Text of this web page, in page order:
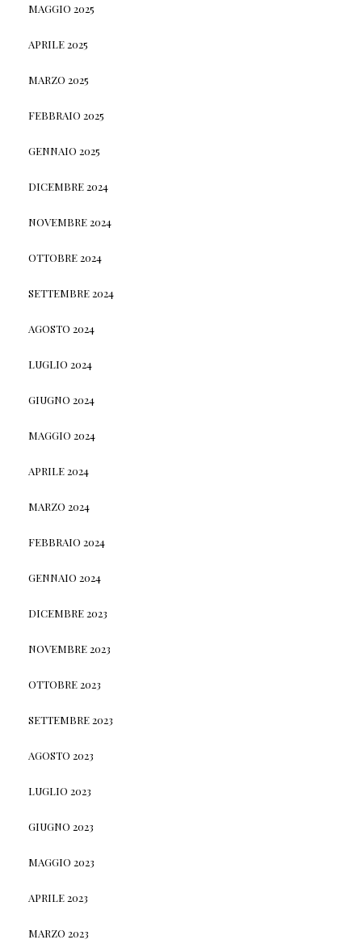
MAGGIO 2025
APRILE 2025
MARZO 2025
FEBBRAIO 2025
GENNAIO 2025
DICEMBRE 2024
NOVEMBRE 2024
OTTOBRE 2024
SETTEMBRE 2024
AGOSTO 2024
LUGLIO 2024
GIUGNO 2024
MAGGIO 2024
APRILE 2024
MARZO 2024
FEBBRAIO 2024
GENNAIO 2024
DICEMBRE 2023
NOVEMBRE 2023
OTTOBRE 2023
SETTEMBRE 2023
AGOSTO 2023
LUGLIO 2023
GIUGNO 2023
MAGGIO 2023
APRILE 2023
MARZO 2023